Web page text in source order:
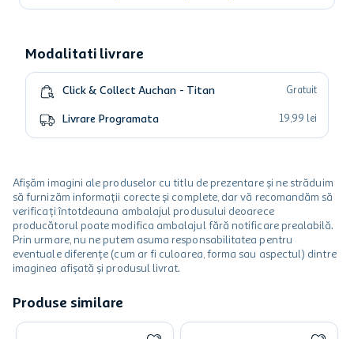
Modalitati livrare
Click & Collect Auchan - Titan Gratuit
Livrare Programata 19,99 lei
Afișăm imagini ale produselor cu titlu de prezentare și ne străduim
să furnizăm informații corecte și complete, dar vă recomandăm să
verificați întotdeauna ambalajul produsului deoarece
producătorul poate modifica ambalajul fără notificare prealabilă.
Prin urmare, nu ne putem asuma responsabilitatea pentru
eventuale diferențe (cum ar fi culoarea, forma sau aspectul) dintre
imaginea afișată și produsul livrat.
Produse similare